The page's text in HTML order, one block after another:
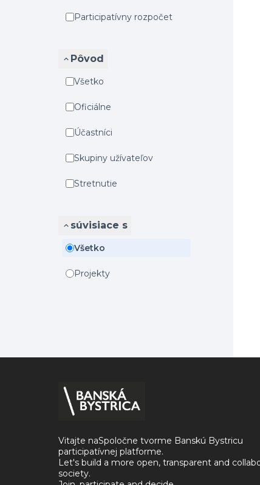
Participatívny rozpočet
Pôvod
Všetko
Oficiálne
Účastníci
Skupiny užívateľov
Stretnutie
súvisiace s
Všetko
Projekty
Vitajte naSpoločne tvorme Banskú Bystricu
participatívnej platforme.
Let's build a more open, transparent and
society.